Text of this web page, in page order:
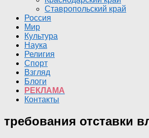
Ставропольский край
Россия
Мир
Культура
Наука
Религия
Спорт
Взгляд
Блоги
РЕКЛАМА
Контакты
требования отставки